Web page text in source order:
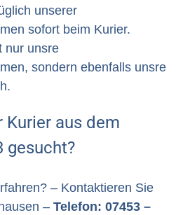
unserer
sofort beim Kurier.
nur unsre
sondern ebenfalls unsre
Kurier aus dem
gesucht?
– Kontaktieren Sie
– Telefon: 07453 –